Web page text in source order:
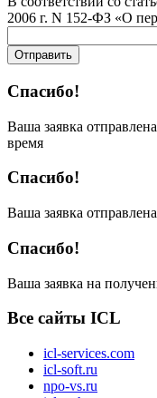
2006 г. N 152-ФЗ «О
Отправить
Спасибо!
Ваша заявка
время
Спасибо!
Ваша заявка
Спасибо!
Ваша заявка на
Все сайты ICL
icl-services.com
icl-soft.ru
npo-vs.ru